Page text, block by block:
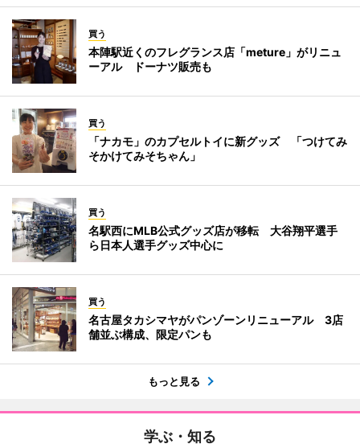
買う
本陣駅近くのフレグランス店「meture」がリニュ
ーアル ドーナツ販売も
買う
「ナカモ」のカプセルトイに新グッズ 「つけてみ
そかけてみそちゃん」
買う
名駅西にMLB公式グッズ店が移転 大谷翔平選手
ら日本人選手グッズ中心に
買う
名古屋タカシマヤがパンゾーンリニューアル 3店
舗並ぶ構成、限定パンも
もっと見る
学ぶ・知る